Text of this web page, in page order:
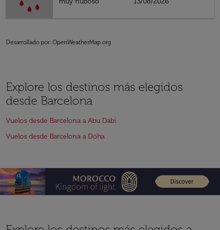
Desarrollado por: OpenWeatherMap.org
Explore los destinos más elegidos
desde Barcelona
Vuelos desde Barcelona a Abu Dabi
Vuelos desde Barcelona a Doha